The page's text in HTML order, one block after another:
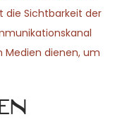
die Sichtbarkeit der
Medien dienen, um